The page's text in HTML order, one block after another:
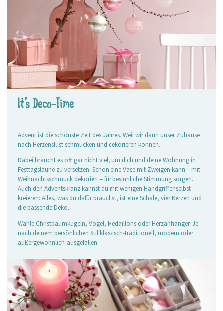
It’s Deco-Time
Advent ist die schönste Zeit des Jahres. Weil wir dann unser Zuhause
nach Herzenslust schmücken und dekorieren können.
Dabei braucht es oft gar nicht viel, um dich und deine Wohnung in
Festtagslaune zu versetzen. Schon eine Vase mit Zweigen kann – mit
Weihnachtsschmuck dekoriert – für besinnliche Stimmung sorgen.
Auch den Adventskranz kannst du mit wenigen Handgriffenselbst
kreieren: Alles, was du dafür brauchst, ist eine Schale, vier Kerzen und
die passende Deko.
Wähle Christbaumkugeln, Vögel, Medaillons oder Herzanhänger. Je
nach deinem persönlichen Stil klassisch-traditionell, modern oder
außergewöhnlich-ausgefallen.